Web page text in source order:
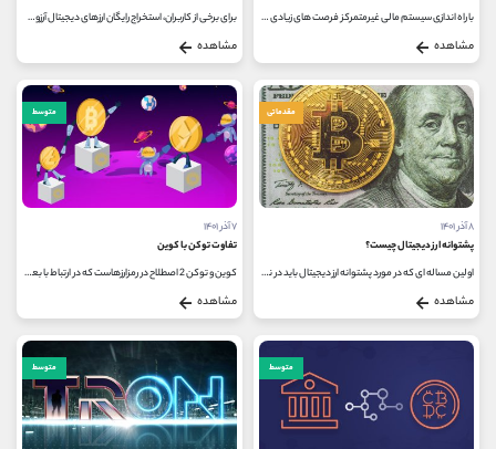
با راه اندازی سیستم مالی غیرمتمرکز فرصت های زیادی برای سرمایه گذاری در بازار ارز دیجیتال فراهم شده است. سوال اینجاست که کدام...
مشاهده
برای برخی از کاربران، استخراج رایگان ارزهای دیجیتال آرزوی بزرگی می باشد. امکان انجام این کار دیگر برای ارزهای دیجیتال معروف،...
مشاهده
مقدماتی
۸ آذر ۱۴۰۱
پشتوانه ارز دیجیتال چیست؟
اولین مساله ای که در مورد پشتوانه ارز دیجیتال باید در نظر گرفت این است که ارزهای دیجیتال همچون بیت کوین غیر قابل رویت هستند...
مشاهده
متوسط
۷ آذر ۱۴۰۱
تفاوت توکن با کوین
کوین و توکن 2 اصطلاح در رمزارزهاست که در ارتباط با بعضی از مسائل شباهت و در بعضی از مسائل هم تفاوت هایی دارند، بزرگ ترین تفاوت...
مشاهده
متوسط متوسط